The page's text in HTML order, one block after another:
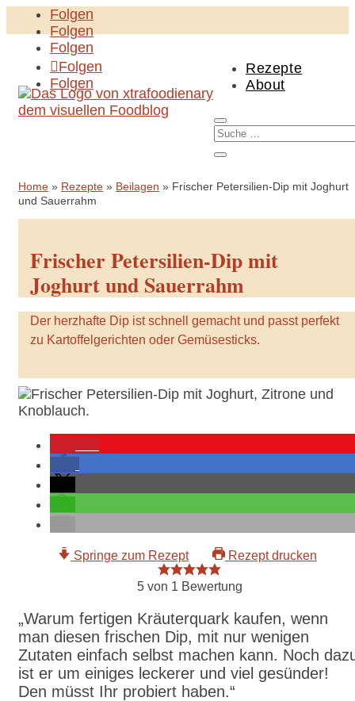
Folgen
Folgen
Folgen
Folgen
Folgen
Rezepte
About
Home » Rezepte » Beilagen » Frischer Petersilien-Dip mit Joghurt
und Sauerrahm
Frischer Petersilien-Dip mit
Joghurt und Sauerrahm
Der herzhafte Dip ist schnell gemacht und passt perfekt
zu Kartoffelgerichten oder Gemüsesticks.
Springe zum Rezept Rezept drucken
5von 1 Bewertung
„Warum fertigen Kräuterquark kaufen, wenn
man diesen frischen Dip, mit nur wenigen
Zutaten einfach selbst machen kann. Noch
ist er um einiges leckerer und viel gesünder!
Den müsst Ihr probiert haben.“